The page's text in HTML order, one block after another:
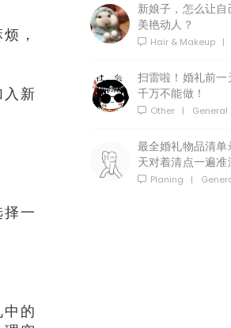
，
入新
一
的
新娘子，怎么让
美艳动人？
Hair & Makeup |
扫雷啦！婚礼前
千万不能做！
Other | General
最全婚礼物品清
天对着清点一遍准
Planing |